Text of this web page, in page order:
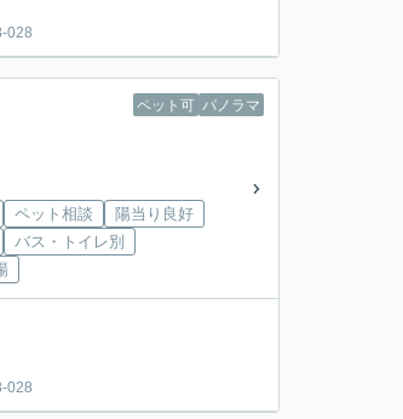
028
ペット可 パノラマ
ペット相談
陽当り良好
バス・トイレ別
028